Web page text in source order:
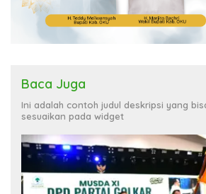
Baca Juga
Ini adalah contoh judul deskripsi yang
sesuaikan pada widget